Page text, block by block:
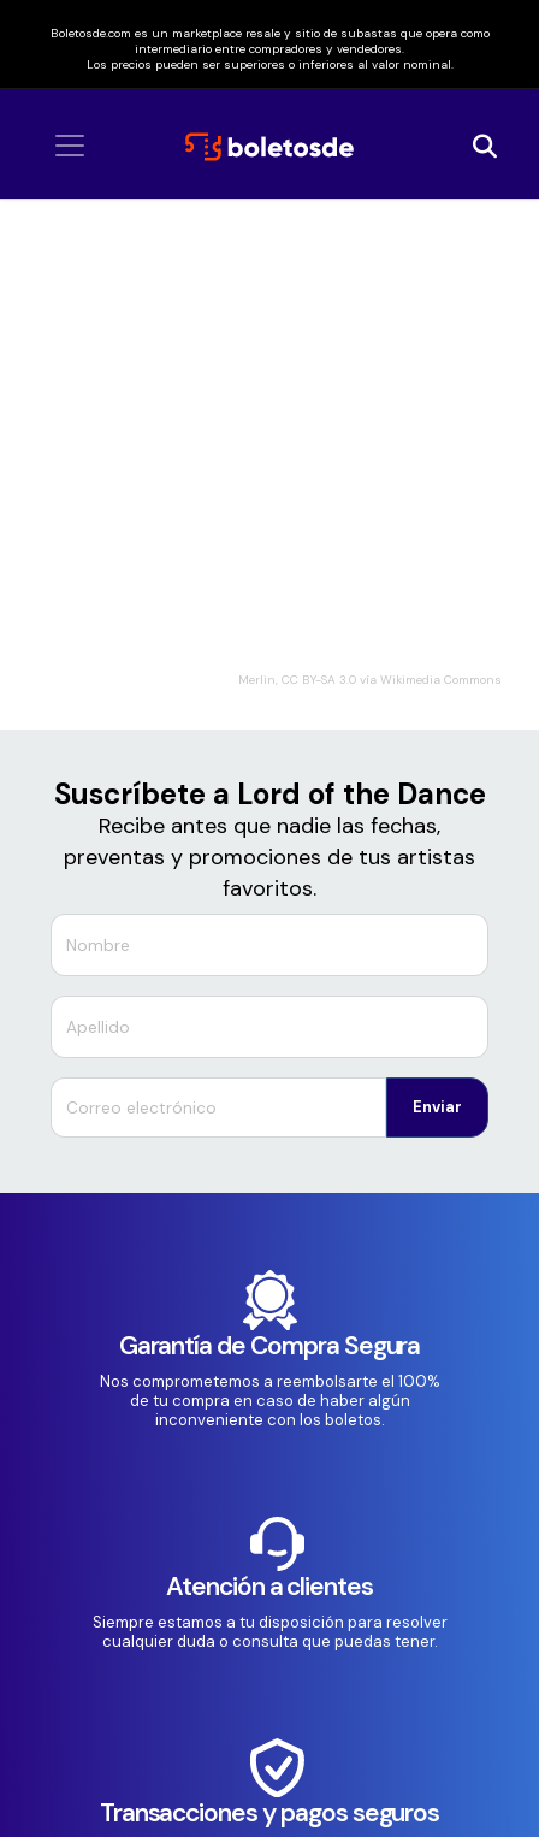
Boletosde.com es un marketplace resale y sitio de subastas que opera como
intermediario entre compradores y vendedores.
Los precios pueden ser superiores o inferiores al valor nominal.
Merlin, CC BY-SA 3.0 vía Wikimedia Commons
Suscríbete a Lord of the Dance
Recibe antes que nadie las fechas,
preventas y promociones de tus artistas
favoritos.
Enviar
Garantía de Compra Segura
Nos comprometemos a reembolsarte el 100%
de tu compra en caso de haber algún
inconveniente con los boletos.
Atención a clientes
Siempre estamos a tu disposición para resolver
cualquier duda o consulta que puedas tener.
Transacciones y pagos seguros